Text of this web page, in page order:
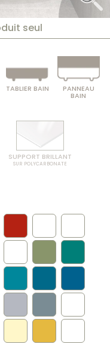
seul
TABLIER BAIN PANNEAU
BAIN
SUPPORT BRILLANT
SUR POLYCARBONATE